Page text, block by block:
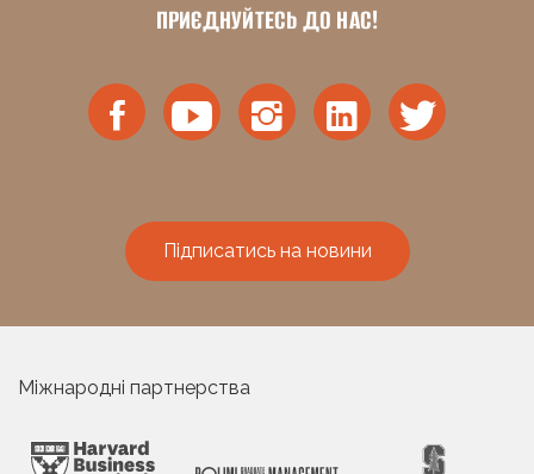
ПРИЄДНУЙТЕСЬ ДО НАС!
Підписатись на новини
Міжнародні партнерства